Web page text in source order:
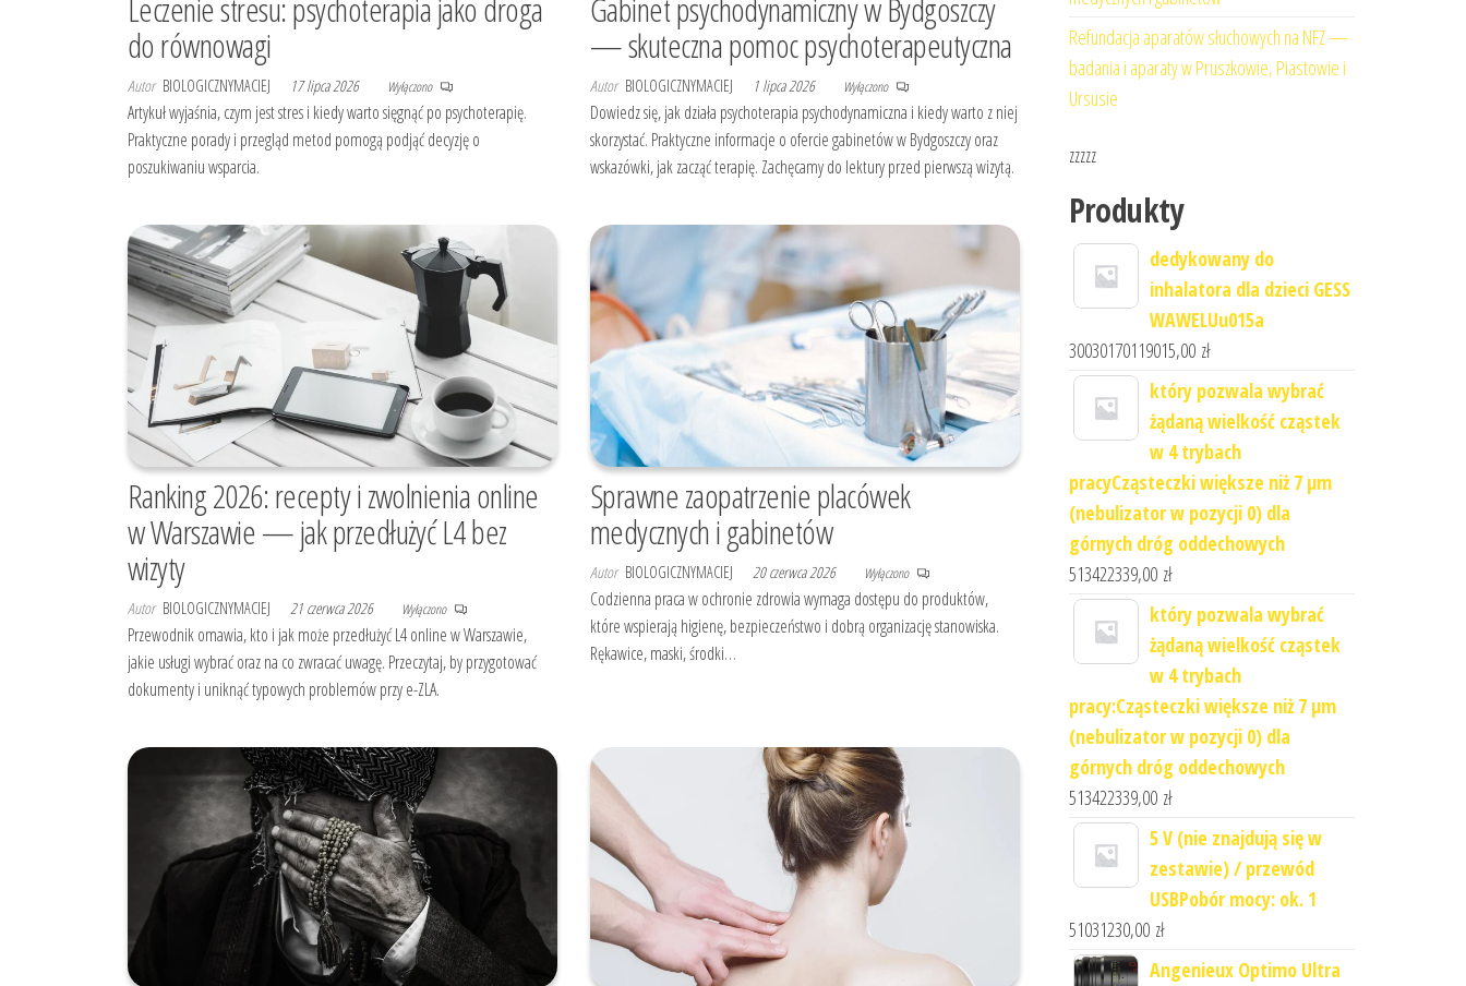
Leczenie stresu: psychoterapia jako droga
do równowagi
Autor BIOLOGICZNYMACIEJ 17 lipca 2026 Wyłączono
Artykuł wyjaśnia, czym jest stres i kiedy warto sięgnąć po psychoterapię.
Praktyczne porady i przegląd metod pomogą podjąć decyzję o
poszukiwaniu wsparcia.
Gabinet psychodynamiczny w Bydgoszczy
— skuteczna pomoc psychoterapeutyczna
Autor BIOLOGICZNYMACIEJ 1 lipca 2026 Wyłączono
Dowiedz się, jak działa psychoterapia psychodynamiczna i kiedy warto z niej
skorzystać. Praktyczne informacje o ofercie gabinetów w Bydgoszczy oraz
wskazówki, jak zacząć terapię. Zachęcamy do lektury przed pierwszą wizytą.
Ranking 2026: recepty i zwolnienia online
w Warszawie — jak przedłużyć L4 bez
wizyty
Autor BIOLOGICZNYMACIEJ 21 czerwca 2026 Wyłączono
Przewodnik omawia, kto i jak może przedłużyć L4 online w Warszawie,
jakie usługi wybrać oraz na co zwracać uwagę. Przeczytaj, by przygotować
dokumenty i uniknąć typowych problemów przy e-ZLA.
Sprawne zaopatrzenie placówek
medycznych i gabinetów
Autor BIOLOGICZNYMACIEJ 20 czerwca 2026 Wyłączono
Codzienna praca w ochronie zdrowia wymaga dostępu do produktów,
które wspierają higienę, bezpieczeństwo i dobrą organizację stanowiska.
Rękawice, maski, środki…
Refundacja aparatów słuchowych na NFZ —
badania i aparaty w Pruszkowie, Piastowie i
Ursusie
zzzzz
Produkty
dedykowany do
inhalatora dla dzieci GESS
WAWELUu015a
30030170119015,00 zł
który pozwala wybrać
żądaną wielkość cząstek
w 4 trybach
pracyCząsteczki większe niż 7 μm
(nebulizator w pozycji 0) dla
górnych dróg oddechowych
513422339,00 zł
który pozwala wybrać
żądaną wielkość cząstek
w 4 trybach
pracy:Cząsteczki większe niż 7 μm
(nebulizator w pozycji 0) dla
górnych dróg oddechowych
513422339,00 zł
5 V (nie znajdują się w
zestawie) / przewód
USBPobór mocy: ok. 1
51031230,00 zł
Angenieux Optimo Ultra